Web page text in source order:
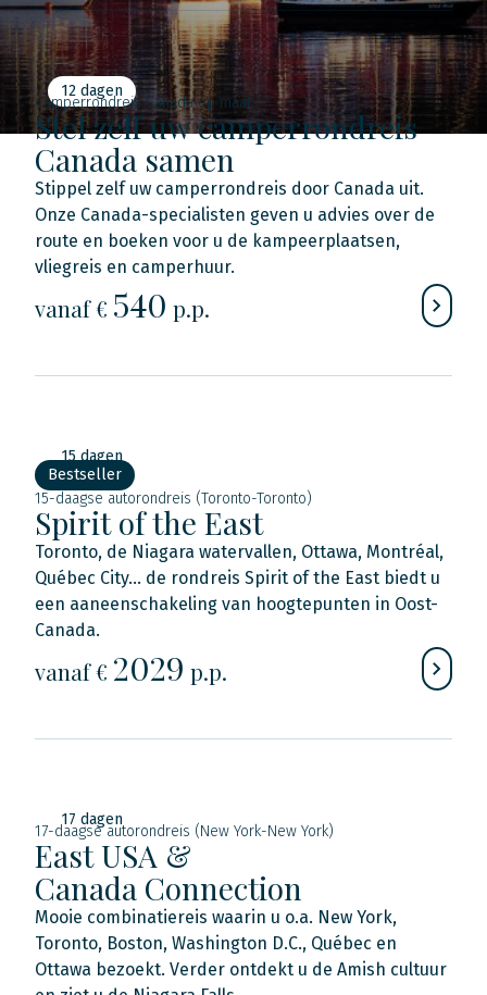
12 dagen
Camperrondreis Canada op maat
Stel zelf uw camperrondreis
Canada samen
Stippel zelf uw camperrondreis door Canada uit.
Onze Canada-specialisten geven u advies over de
route en boeken voor u de kampeerplaatsen,
vliegreis en camperhuur.
vanaf € 540 p.p.
15 dagen
Bestseller
15-daagse autorondreis (Toronto-Toronto)
Spirit of the East
Toronto, de Niagara watervallen, Ottawa, Montréal,
Québec City... de rondreis Spirit of the East biedt u
een aaneenschakeling van hoogtepunten in Oost-
Canada.
vanaf € 2029 p.p.
17 dagen
17-daagse autorondreis (New York-New York)
East USA &
Canada Connection
Mooie combinatiereis waarin u o.a. New York,
Toronto, Boston, Washington D.C., Québec en
Ottawa bezoekt. Verder ontdekt u de Amish cultuur